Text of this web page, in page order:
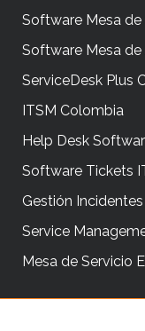
Software Mesa de
Software Mesa de
ServiceDesk Plus
ITSM Colombia
Help Desk
Software Tickets
Gestión
Service
Mesa de Servicio